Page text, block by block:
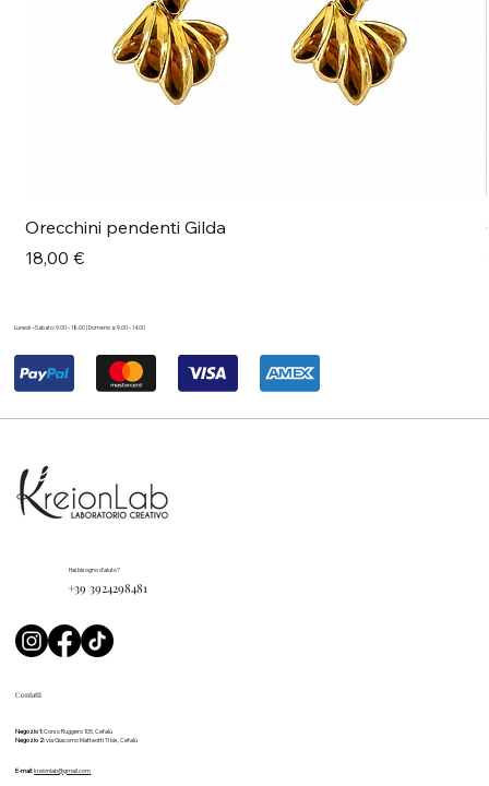
Orecchini pendenti Gilda
Prezzo
18,00 €
Contatti
Negozio 1:Corso Ruggero 105, Cefalù
Negozio 2:via Giacomo Matteotti 11 bis, Cefalù
E-mail: kreionlab@gmail.com
Hai bisogno d'aiuto?
+39 3924298481
Lunedì – Sabato: 9.00 – 18.00 | Domenica: 9.00 – 14.00